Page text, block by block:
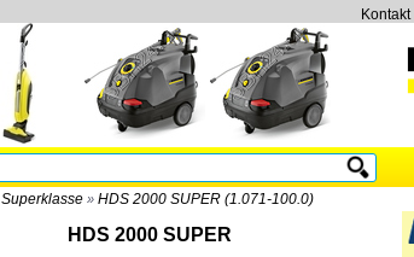
Kontakt|
Superklasse » HDS 2000 SUPER (1.071-100.0)
HDS 2000 SUPER